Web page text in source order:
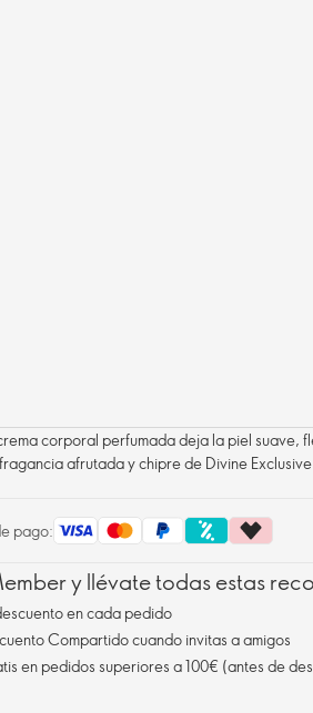
corporal perfumada deja la piel suave,
afrutada y chipre de Divine Exclusive
pago:
y llévate todas estas
en cada pedido
Compartido cuando invitas a amigos
en pedidos superiores a 100€ (antes de